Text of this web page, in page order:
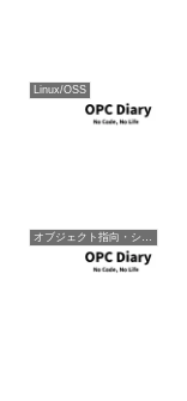
Linux/OSS
オブジェクト指向・システム開発